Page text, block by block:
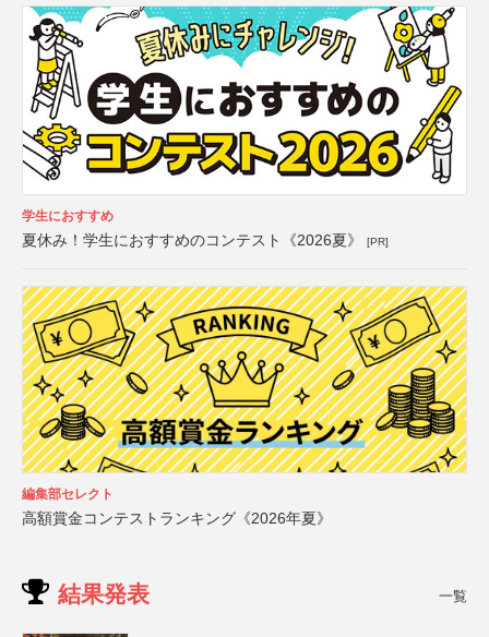
学生におすすめ
夏休み！学生におすすめのコンテスト《2026夏》 [PR]
編集部セレクト
高額賞金コンテストランキング《2026年夏》
結果発表 一覧